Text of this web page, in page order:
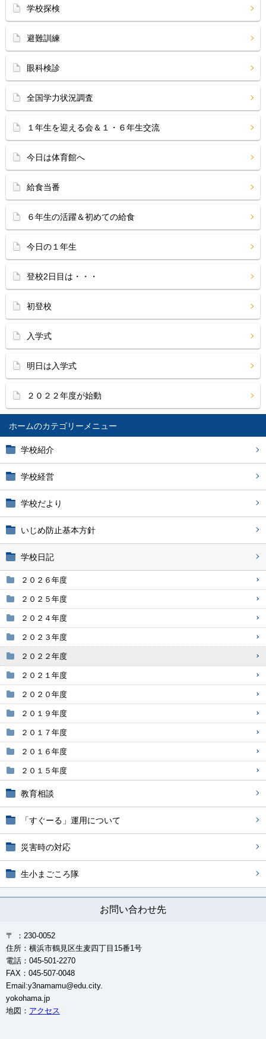
ホーム
学校紹介
学校経営
学校だより
いじめ防止基本方針
学校日記
２０２６年度
２０２５年度
２０２４年度
２０２３年度
２０２２年度
２０２１年度
２０２０年度
２０１９年度
２０１７年度
２０１６年度
２０１５年度
教育相談
「すぐーる」運用について
災害時の対応
生小まごころ隊
お問い合わせ先
〒 ：230-0052
住所：横浜市鶴見区生麦四丁目15番1号
電話：045-501-2270
FAX：045-507-0048
Email:y3namamu@edu.city.
yokohama.jp
地図： アクセス
学校探検
避難訓練
眼科検診
全国学力状況調査
１年生を迎える会＆１・６年生交流
今日は体育館へ
給食当番
６年生の活躍＆初めての給食
今日の１年生
登校2日目は・・・
初登校
入学式
明日は入学式
２０２２年度が始動